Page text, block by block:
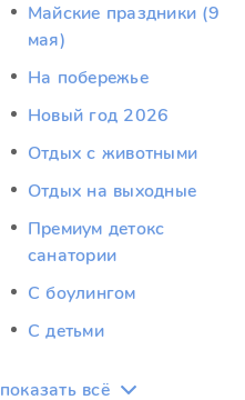
Майские праздники (9
мая)
На побережье
Новый год 2026
Отдых c животными
Отдых на выходные
Премиум детокс
санатории
С боулингом
С детьми
показать всё